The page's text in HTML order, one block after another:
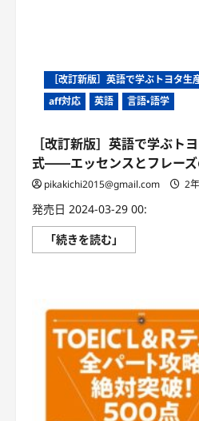
な
た
に
つ
い
さ
ら
に
読
む
［改訂新版］英語で学ぶトヨタ
aff対応
英語 言語・語学
［改訂新版］英語で学ぶト
式――エッセンスとフレーズ
pikakichi2015@gmail.com 2
発売日 2024-03-29 00:
「続きを読む」
訂
で
学
ぶ
ト
ヨ
タ
生
産
方
式
――